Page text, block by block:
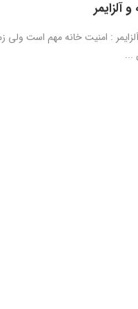
آلزایمر
: امنیت خانه مهم است ولی
...